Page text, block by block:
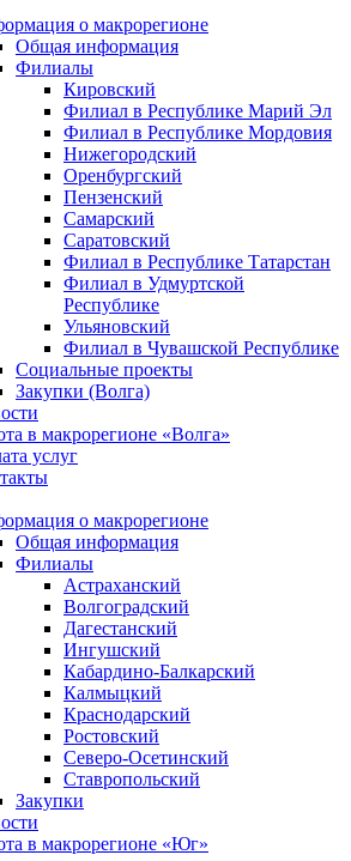
о макрорегионе
Общая информация
Филиалы
Кировский
Филиал в Республике Марий Эл
Филиал в Республике Мордовия
Нижегородский
Оренбургский
Пензенский
Самарский
Саратовский
Филиал в Республике Татарстан
Филиал в Удмуртской
Республике
Ульяновский
Филиал в Чувашской Республике
Социальные проекты
Закупки (Волга)
в макрорегионе «Волга»
услуг
о макрорегионе
Общая информация
Филиалы
Астраханский
Волгоградский
Дагестанский
Ингушский
Кабардино-Балкарский
Калмыцкий
Краснодарский
Ростовский
Северо-Осетинский
Ставропольский
Закупки
в макрорегионе «Юг»